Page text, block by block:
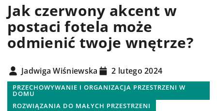
Jak czerwony akcent w
postaci fotela może
odmienić twoje wnętrze?
Jadwiga Wiśniewska 2 lutego 2024
PRZECHOWYWANIE I ORGANIZACJA PRZESTRZENI W
DOMU
ROZWIĄZANIA DO MAŁYCH PRZESTRZENI